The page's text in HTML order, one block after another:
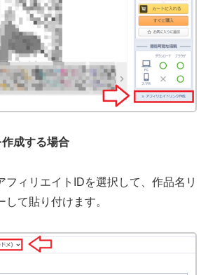
成する場合
フィリエイトIDを選択して、作品名リ
て貼り付けます。